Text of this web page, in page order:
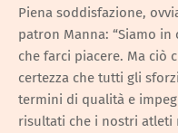
Piena soddisfazione,
patron Manna: “Siamo
che farci piacere. Ma ciò
certezza che tutti gli
termini di qualità e
risultati che i nostri atleti